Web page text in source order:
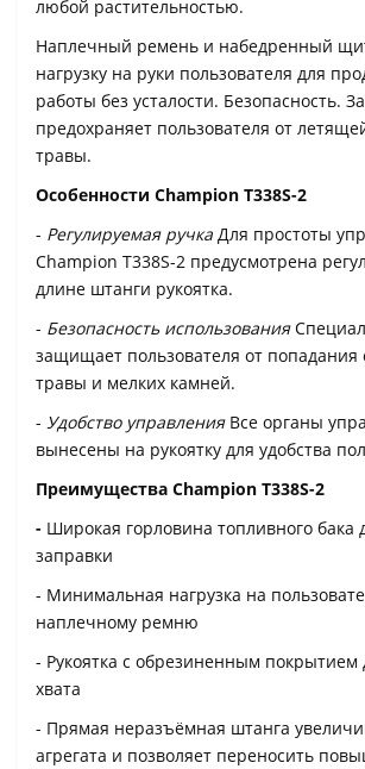
любой растительностью.
Наплечный ремень и набедренный
нагрузку на руки пользователя для
работы без усталости. Безопасность.
предохраняет пользователя от
травы.
Особенности Champion Т338S-2
- Регулируемая ручка Для простоты
Champion Т338S-2 предусмотрена
длине штанги рукоятка.
- Безопасность использования
защищает пользователя от попадания
травы и мелких камней.
- Удобство управленияВсе органы
вынесены на рукоятку для удобства
Преимущества Champion Т338S-2
- Широкая горловина топливного бака
заправки
- Минимальная нагрузка на
наплечному ремню
- Рукоятка с обрезиненным покрытием
хвата
- Прямая неразъёмная штанга
агрегата и позволяет переносить